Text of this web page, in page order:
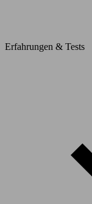
Erfahrungen & Tests